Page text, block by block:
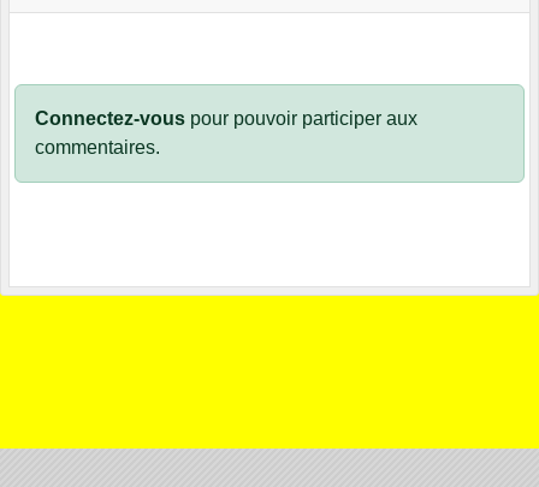
Connectez-vous pour pouvoir participer aux
commentaires.